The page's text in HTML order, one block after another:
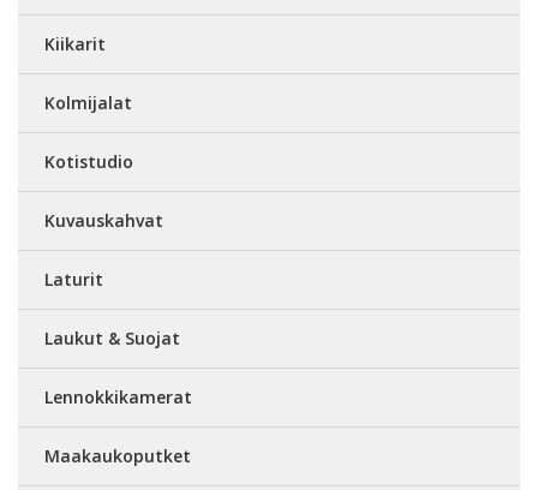
Kiikarit
Kolmijalat
Kotistudio
Kuvauskahvat
Laturit
Laukut & Suojat
Lennokkikamerat
Maakaukoputket